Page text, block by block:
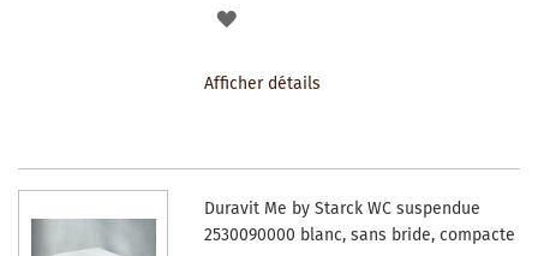
AJOUTER
SOUHAITS
Afficher détails
Duravit Me by Starck WC suspendue
2530090000 blanc, sans bride, compacte